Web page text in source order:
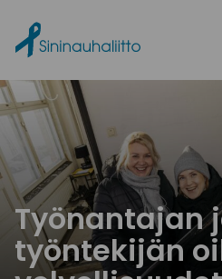
Työnantajan
työntekijän